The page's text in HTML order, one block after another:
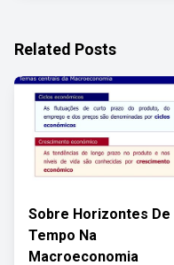
Related Posts
Sobre Horizontes De
Tempo Na
Macroeconomia